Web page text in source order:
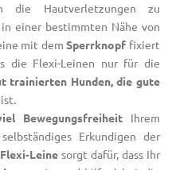
die Hautverletzungen zu
einer bestimmten Nähe von
mit demSperrknopf fixiert
die Flexi-Leinen nur für die
trainierten Hunden, die gute
Bewegungsfreiheit Ihrem
Erkundigen der
Flexi-Leine sorgt dafür, dass Ihr